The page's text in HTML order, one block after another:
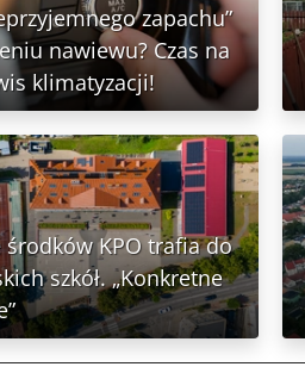
zapachu”
nawiewu? Czas na
klimatyzacji!
środków KPO trafia do
szkół. „Konkretne